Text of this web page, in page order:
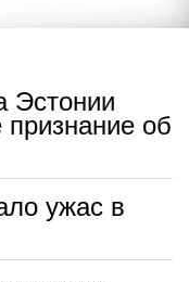
Эстонии
об
ужас в